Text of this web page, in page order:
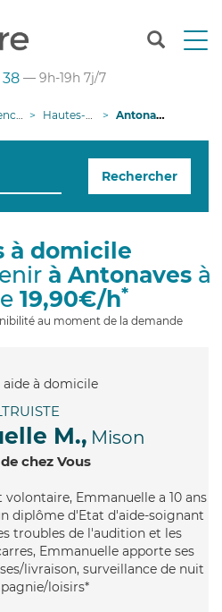
T
n
g
— 9h-19h 7j/7
d'Azur Hautes-Alpes Antonaves
Rechercher
à domicile
à Antonaves à
19,90€/h*
au moment de la demande
M., Mison
chez Vous
volontaire, Emmanuelle a 10 ans
diplôme d'Etat d'aide-soignant
troubles de l'audition et les
Emmanuelle apporte ses
livraison, surveillance de nuit
loisirs*